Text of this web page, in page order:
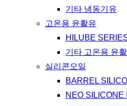
기타 냉동기유
고온용 윤활유
HILUBE
기타 고온용 윤
실리콘오일
BARREL
NEO